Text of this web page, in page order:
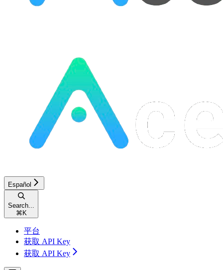
Español
Search...
⌘ K
平台
获取 API Key
获取 API Key